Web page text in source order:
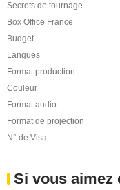
Secrets de tournage
Box Office France
Budget
Langues
Format production
Couleur
Format audio
Format de projection
N° de Visa
Si vous aimez